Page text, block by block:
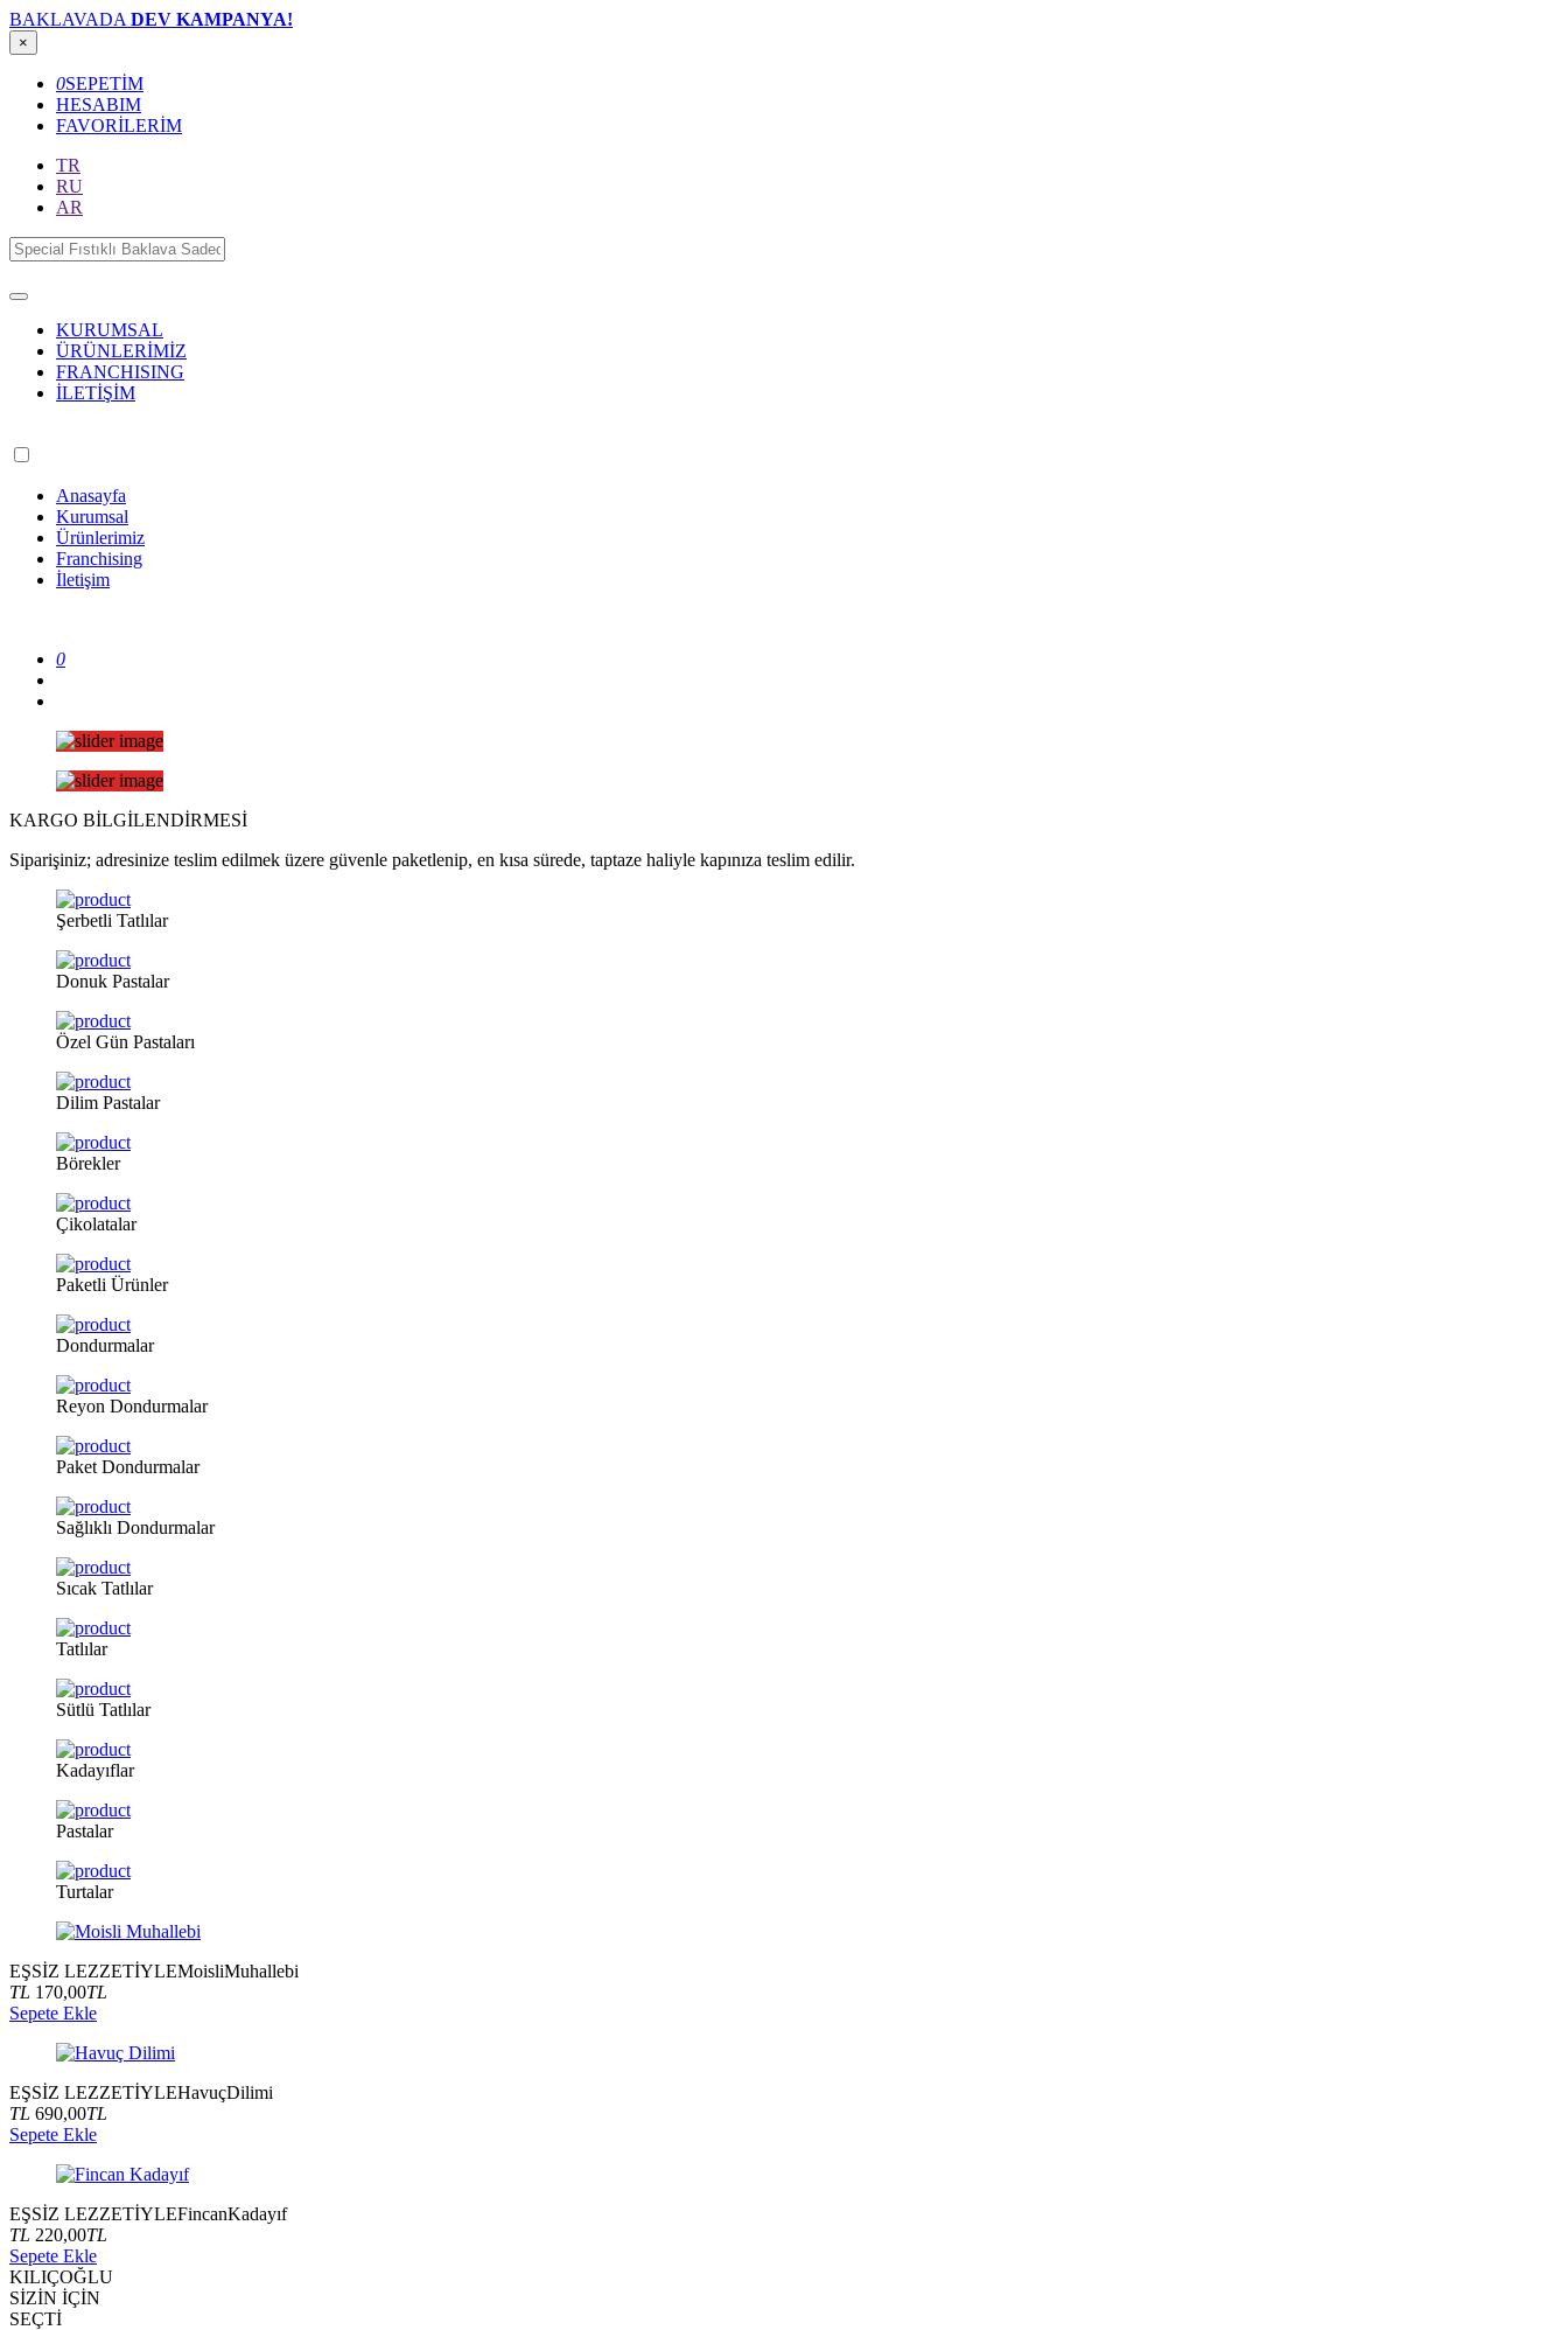
BAKLAVADA DEV KAMPANYA!
×
0SEPETİM
HESABIM
FAVORİLERİM
TR
RU
AR
KURUMSAL
ÜRÜNLERİMİZ
FRANCHISING
İLETİŞİM
Anasayfa
Kurumsal
Ürünlerimiz
Franchising
İletişim
0
KARGO BİLGİLENDİRMESİ
Siparişiniz; adresinize teslim edilmek üzere güvenle paketlenip, en kısa sürede, taptaze haliyle kapınıza teslim edilir.
Şerbetli Tatlılar
Donuk Pastalar
Özel Gün Pastaları
Dilim Pastalar
Börekler
Çikolatalar
Paketli Ürünler
Dondurmalar
Reyon Dondurmalar
Paket Dondurmalar
Sağlıklı Dondurmalar
Sıcak Tatlılar
Tatlılar
Sütlü Tatlılar
Kadayıflar
Pastalar
Turtalar
EŞSİZ LEZZETİYLEMoisliMuhallebi
TL 170,00TL
Sepete Ekle
EŞSİZ LEZZETİYLEHavuçDilimi
TL 690,00TL
Sepete Ekle
EŞSİZ LEZZETİYLEFincanKadayıf
TL 220,00TL
Sepete Ekle
KILIÇOĞLU
SİZİN İÇİN
SEÇTİ